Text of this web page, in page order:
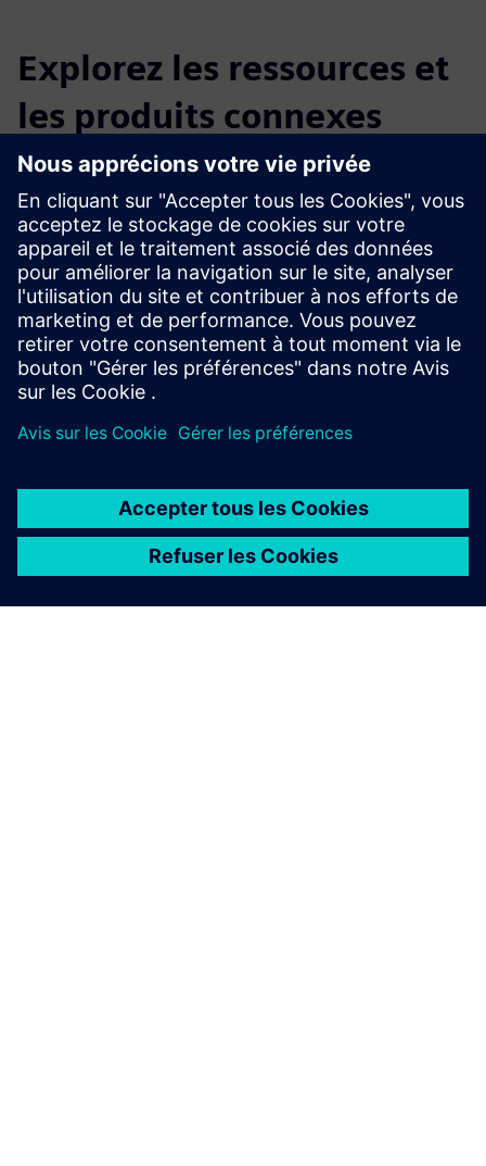
Explorez les ressources et
les produits connexes
Renseignements et ressources
supplémentaires
Centre de données WR
Conditions préalables